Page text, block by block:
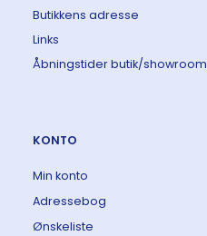
Butikkens adresse
Links
Åbningstider butik/showroom
KONTO
Min konto
Adressebog
Ønskeliste